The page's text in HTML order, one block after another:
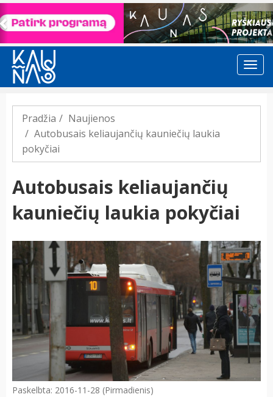
Previous
Pradžia
Naujienos
Autobusais keliaujančių kauniečių laukia
pokyčiai
Autobusais keliaujančių
kauniečių laukia pokyčiai
Paskelbta: 2016-11-28 (Pirmadienis)